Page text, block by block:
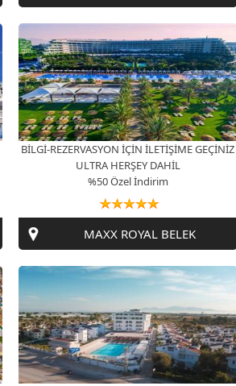
BİLGİ-REZERVASYON İÇİN İLETİŞİME GEÇİNİZ
ULTRA HERŞEY DAHİL
%50 Özel İndirim
MAXX ROYAL BELEK
BİLGİ-REZERVASYON İÇİN İLETİŞİME GEÇİNİZ
ULTRA HERŞEY DAHİL
%50 Özel İndirim